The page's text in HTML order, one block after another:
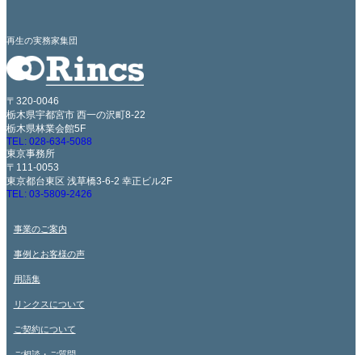
再生の実務家集団
〒320-0046
栃木県宇都宮市 西一の沢町8-22
栃木県林業会館5F
TEL: 028-634-5088
東京事務所
〒111-0053
東京都台東区 浅草橋3-6-2 幸正ビル2F
TEL: 03-5809-2426
事業のご案内
事例とお客様の声
用語集
リンクスについて
ご契約について